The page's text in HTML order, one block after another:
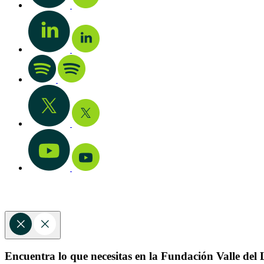
Encuentra lo que necesitas en la Fundación Valle del